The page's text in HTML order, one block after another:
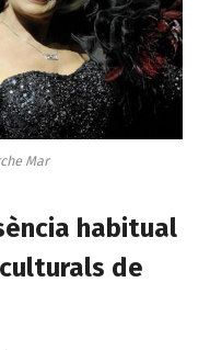
Mar
habitual
de